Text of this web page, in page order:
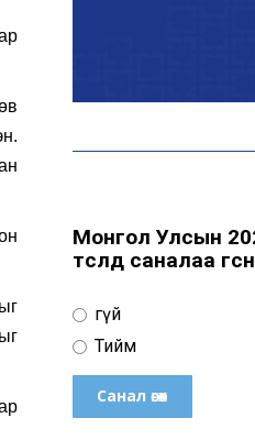
Монгол Улсын
төсөлд саналаа
Үгүй
Тийм